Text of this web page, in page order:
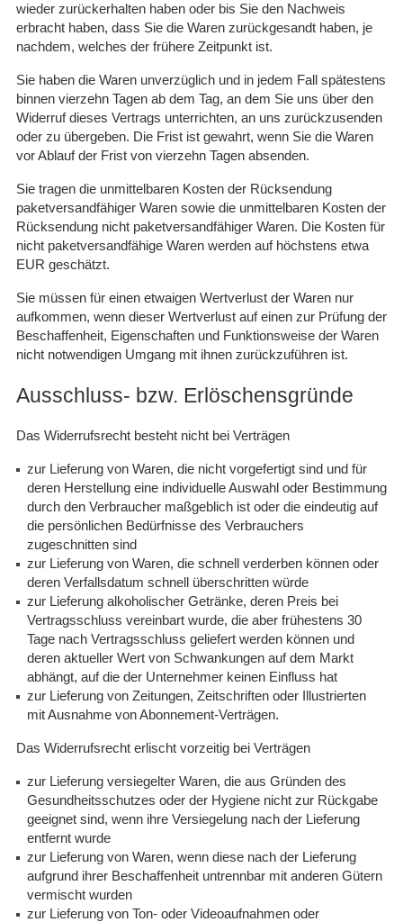
wieder zurückerhalten haben oder bis Sie den Nachweis
erbracht haben, dass Sie die Waren zurückgesandt haben, je
nachdem, welches der frühere Zeitpunkt ist.
Sie haben die Waren unverzüglich und in jedem Fall spätestens
binnen vierzehn Tagen ab dem Tag, an dem Sie uns über den
Widerruf dieses Vertrags unterrichten, an uns zurückzusenden
oder zu übergeben. Die Frist ist gewahrt, wenn Sie die Waren
vor Ablauf der Frist von vierzehn Tagen absenden.
Sie tragen die unmittelbaren Kosten der Rücksendung
paketversandfähiger Waren sowie die unmittelbaren Kosten der
Rücksendung nicht paketversandfähiger Waren. Die Kosten für
nicht paketversandfähige Waren werden auf höchstens etwa
EUR geschätzt.
Sie müssen für einen etwaigen Wertverlust der Waren nur
aufkommen, wenn dieser Wertverlust auf einen zur Prüfung der
Beschaffenheit, Eigenschaften und Funktionsweise der Waren
nicht notwendigen Umgang mit ihnen zurückzuführen ist.
Ausschluss- bzw. Erlöschensgründe
Das Widerrufsrecht besteht nicht bei Verträgen
zur Lieferung von Waren, die nicht vorgefertigt sind und für
deren Herstellung eine individuelle Auswahl oder Bestimmung
durch den Verbraucher maßgeblich ist oder die eindeutig auf
die persönlichen Bedürfnisse des Verbrauchers
zugeschnitten sind
zur Lieferung von Waren, die schnell verderben können oder
deren Verfallsdatum schnell überschritten würde
zur Lieferung alkoholischer Getränke, deren Preis bei
Vertragsschluss vereinbart wurde, die aber frühestens 30
Tage nach Vertragsschluss geliefert werden können und
deren aktueller Wert von Schwankungen auf dem Markt
abhängt, auf die der Unternehmer keinen Einfluss hat
zur Lieferung von Zeitungen, Zeitschriften oder Illustrierten
mit Ausnahme von Abonnement-Verträgen.
Das Widerrufsrecht erlischt vorzeitig bei Verträgen
zur Lieferung versiegelter Waren, die aus Gründen des
Gesundheitsschutzes oder der Hygiene nicht zur Rückgabe
geeignet sind, wenn ihre Versiegelung nach der Lieferung
entfernt wurde
zur Lieferung von Waren, wenn diese nach der Lieferung
aufgrund ihrer Beschaffenheit untrennbar mit anderen Gütern
vermischt wurden
zur Lieferung von Ton- oder Videoaufnahmen oder